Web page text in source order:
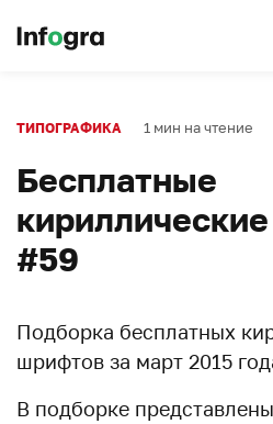
ТИПОГРАФИКА 1 мин на чтение
Бесплатные
#59
Подборка бесплатных
шрифтов за март 2015
В подборке